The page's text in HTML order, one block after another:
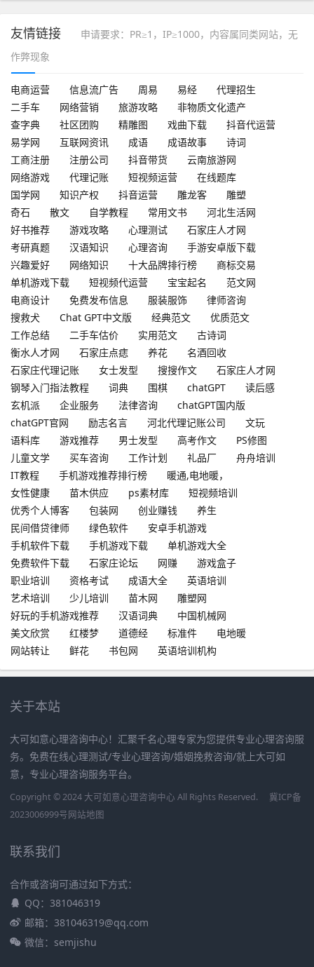
友情链接
申请要求：PR≥1，IP≥1000，内容属同类网站，无
作弊现象
电商运营 信息流广告 周易 易经
代理招生
二手车
网络营销 旅游攻略
非物质文化遗产
查字典
社区团购 精雕图 戏曲下载
抖音代运营
易学网
互联网资讯 成语 成语故事
诗词
工商注册
注册公司 抖音带货
云南旅游网
网络游戏
代理记账 短视频运营
在线题库
国学网
知识产权 抖音运营 雕龙客
雕塑
奇石
散文 自学教程 常用文书
河北生活网
好书推荐
游戏攻略 心理测试
石家庄人才网
考研真题
汉语知识 心理咨询
手游安卓版下载
兴趣爱好
网络知识 十大品牌排行榜
商标交易
单机游戏下载
短视频代运营 宝宝起名
范文网
电商设计
免费发布信息 服装服饰
律师咨询
搜救犬
Chat GPT中文版 经典范文
优质范文
工作总结
二手车估价 实用范文
古诗词
衡水人才网
石家庄点痣 养花
名酒回收
石家庄代理记账
女士发型 搜搜作文
石家庄人才网
钢琴入门指法教程
词典 围棋 chatGPT
读后感
玄机派
企业服务 法律咨询
chatGPT国内版
chatGPT官网
励志名言 河北代理记账公司
文玩
语料库
游戏推荐 男士发型 高考作文
PS修图
儿童文学
买车咨询 工作计划 礼品厂
舟舟培训
IT教程
手机游戏推荐排行榜
暖通,电地暖，
女性健康
苗木供应 ps素材库
短视频培训
优秀个人博客
包装网 创业赚钱
养生
民间借贷律师
绿色软件
安卓手机游戏
手机软件下载
手机游戏下载
单机游戏大全
免费软件下载
石家庄论坛 网赚
游戏盒子
职业培训
资格考试 成语大全
英语培训
艺术培训
少儿培训 苗木网
雕塑网
好玩的手机游戏推荐
汉语词典
中国机械网
美文欣赏
红楼梦 道德经 标准件
电地暖
网站转让
鲜花 书包网 英语培训机构
关于本站
大可如意心理咨询中心！汇聚千名心理专家为您提供专业心理咨询服
务。免费在线心理测试/专业心理咨询/婚姻挽救咨询/就上大可如
意，专业心理咨询服务平台。
Copyright © 2024 大可如意心理咨询中心 All Rights Reserved.
冀ICP备
2023006999号网站地图
联系我们
合作或咨询可通过如下方式：
QQ：381046319
邮箱：381046319@qq.com
微信：semjishu